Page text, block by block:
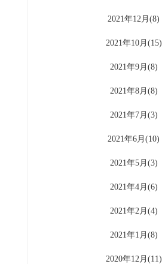
2021年12月(8)
2021年10月(15)
2021年9月(8)
2021年8月(8)
2021年7月(3)
2021年6月(10)
2021年5月(3)
2021年4月(6)
2021年2月(4)
2021年1月(8)
2020年12月(11)